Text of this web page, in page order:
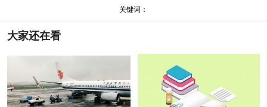
关键词：
大家还在看